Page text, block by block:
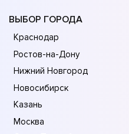
ВЫБОР ГОРОДА
Краснодар
Ростов-на-Дону
Нижний Новгород
Новосибирск
Казань
Москва